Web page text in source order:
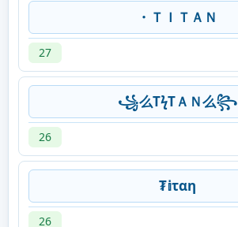
・ＴＩＴＡＮ
27
꧁么TϟTＡＮ么꧂
26
₮𝕚ταη
26